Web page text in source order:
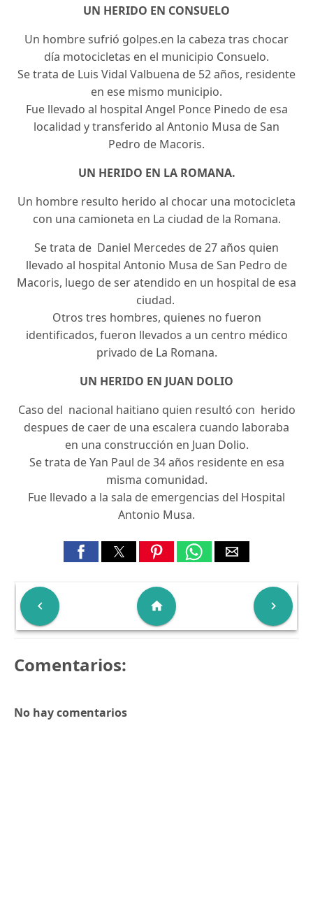
UN HERIDO EN CONSUELO
Un hombre sufrió golpes.en la cabeza tras chocar
día motocicletas en el municipio Consuelo.
Se trata de Luis Vidal Valbuena de 52 años, residente
en ese mismo municipio.
Fue llevado al hospital Angel Ponce Pinedo de esa
localidad y transferido al Antonio Musa de San
Pedro de Macoris.
UN HERIDO EN LA ROMANA.
Un hombre resulto herido al chocar una motocicleta
con una camioneta en La ciudad de la Romana.
Se trata de Daniel Mercedes de 27 años quien
llevado al hospital Antonio Musa de San Pedro de
Macoris, luego de ser atendido en un hospital de esa
ciudad.
Otros tres hombres, quienes no fueron
identificados, fueron llevados a un centro médico
privado de La Romana.
UN HERIDO EN JUAN DOLIO
Caso del nacional haitiano quien resultó con herido
despues de caer de una escalera cuando laboraba
en una construcción en Juan Dolio.
Se trata de Yan Paul de 34 años residente en esa
misma comunidad.
Fue llevado a la sala de emergencias del Hospital
Antonio Musa.
 
home
Comentarios:
No hay comentarios